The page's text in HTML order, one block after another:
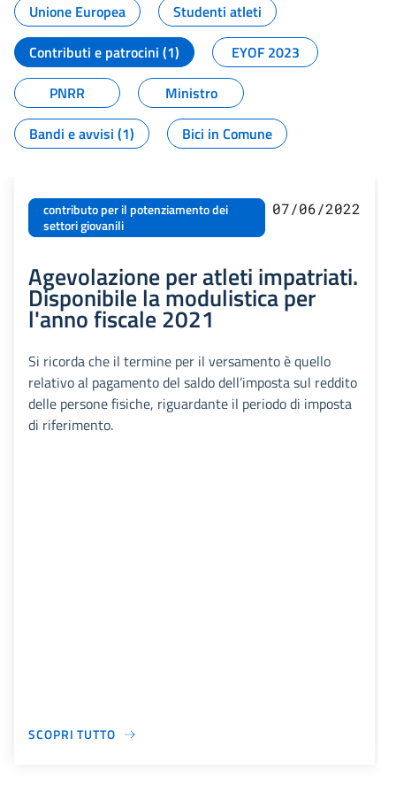
Unione Europea
Studenti atleti
Contributi e patrocini (1)
EYOF 2023
PNRR
Ministro
Bandi e avvisi (1)
Bici in Comune
contributo per il potenziamento dei
settori giovanili
07/06/2022
Agevolazione per atleti impatriati.
Disponibile la modulistica per
l'anno fiscale 2021
Si ricorda che il termine per il versamento è quello
relativo al pagamento del saldo dell’imposta sul reddito
delle persone fisiche, riguardante il periodo di imposta
di riferimento.
SCOPRI TUTTO